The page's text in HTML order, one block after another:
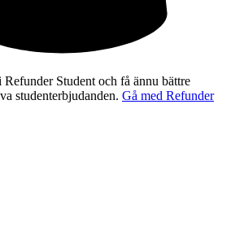
Refunder Student och få ännu bättre
studenterbjudanden. Gå med Refunder